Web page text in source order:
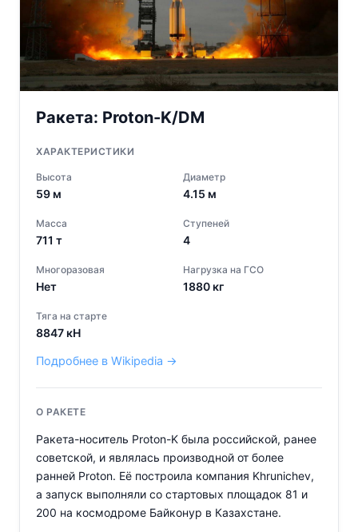
Ракета: Proton-K/DM
ХАРАКТЕРИСТИКИ
Высота
59 м
Диаметр
4.15 м
Масса
711 т
Ступеней
4
Многоразовая
Нет
Нагрузка на ГСО
1880 кг
Тяга на старте
8847 кН
Подробнее в Wikipedia →
О РАКЕТЕ
Ракета-носитель Proton-K была российской, ранее
советской, и являлась производной от более
ранней Proton. Её построила компания Khrunichev,
а запуск выполняли со стартовых площадок 81 и
200 на космодроме Байконур в Казахстане.